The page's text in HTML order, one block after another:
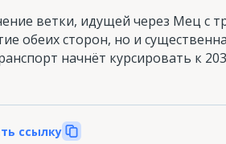
ветки, идущей через Мец с
обеих сторон, но и
начнёт курсировать к
ссылку